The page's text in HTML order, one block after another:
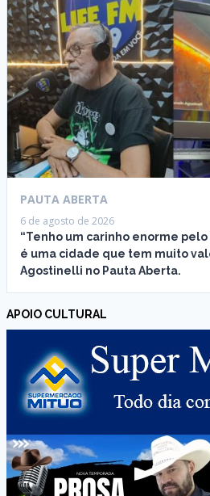
PAUTA ABERTA
6 de agosto de 2026
“Tenho um carinho enorme
é uma cidade que tem muito
Agostinelli no Pauta Aberta.
APOIO CULTURAL